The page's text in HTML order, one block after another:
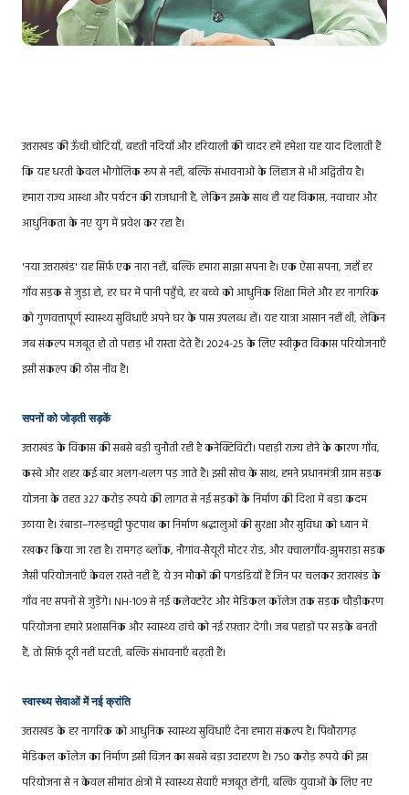
उत्तराखंड की ऊँची चोटियाँ, बहती नदियाँ और हरियाली की चादर हमें हमेशा यह याद दिलाती हैं
कि यह धरती केवल भौगोलिक रूप से नहीं, बल्कि संभावनाओं के लिहाज से भी अद्वितीय है।
हमारा राज्य आस्था और पर्यटन की राजधानी है, लेकिन इसके साथ ही यह विकास, नवाचार और
आधुनिकता के नए युग में प्रवेश कर रहा है।
'नया उत्तराखंड' यह सिर्फ़ एक नारा नहीं, बल्कि हमारा साझा सपना है। एक ऐसा सपना, जहाँ हर
गाँव सड़क से जुड़ा हो, हर घर में पानी पहुँचे, हर बच्चे को आधुनिक शिक्षा मिले और हर नागरिक
को गुणवत्तापूर्ण स्वास्थ्य सुविधाएँ अपने घर के पास उपलब्ध हों। यह यात्रा आसान नहीं थी, लेकिन
जब संकल्प मजबूत हो तो पहाड़ भी रास्ता देते हैं। 2024-25 के लिए स्वीकृत विकास परियोजनाएँ
इसी संकल्प की ठोस नींव हैं।
सपनों को जोड़ती सड़कें
उत्तराखंड के विकास की सबसे बड़ी चुनौती रही है कनेक्टिविटी। पहाड़ी राज्य होने के कारण गाँव,
कस्बे और शहर कई बार अलग-थलग पड़ जाते हैं। इसी सोच के साथ, हमने प्रधानमंत्री ग्राम सड़क
योजना के तहत 327 करोड़ रुपये की लागत से नई सड़कों के निर्माण की दिशा में बड़ा कदम
उठाया है। रंबाडा–गरुड़चट्टी फुटपाथ का निर्माण श्रद्धालुओं की सुरक्षा और सुविधा को ध्यान में
रखकर किया जा रहा है। रामगढ़ ब्लॉक, नौगांव-सैयूरी मोटर रोड, और क्वालगाँव-झुमराड़ा सड़क
जैसी परियोजनाएँ केवल रास्ते नहीं हैं, ये उन मौकों की पगडंडियाँ हैं जिन पर चलकर उत्तराखंड के
गाँव नए सपनों से जुड़ेंगे। NH-109 से नई कलेक्टरेट और मेडिकल कॉलेज तक सड़क चौड़ीकरण
परियोजना हमारे प्रशासनिक और स्वास्थ्य ढांचे को नई रफ़्तार देगी। जब पहाड़ों पर सड़कें बनती
हैं, तो सिर्फ़ दूरी नहीं घटती, बल्कि संभावनाएँ बढ़ती हैं।
स्वास्थ्य सेवाओं में नई क्रांति
उत्तराखंड के हर नागरिक को आधुनिक स्वास्थ्य सुविधाएँ देना हमारा संकल्प है। पिथौरागढ़
मेडिकल कॉलेज का निर्माण इसी विज़न का सबसे बड़ा उदाहरण है। 750 करोड़ रुपये की इस
परियोजना से न केवल सीमांत क्षेत्रों में स्वास्थ्य सेवाएँ मज़बूत होंगी, बल्कि युवाओं के लिए नए